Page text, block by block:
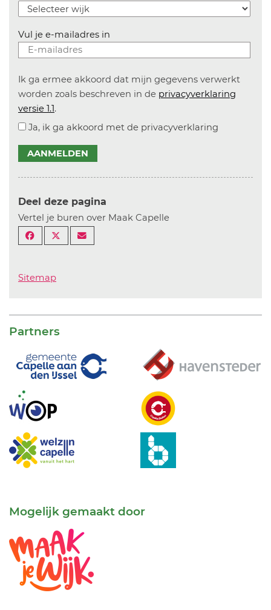
Vul je e-mailadres in
Ik ga ermee akkoord dat mijn gegevens verwerkt
worden zoals beschreven in de privacyverklaring
versie 1.1.
Ja, ik ga akkoord met de privacyverklaring
AANMELDEN
Deel deze pagina
Vertel je buren over Maak Capelle
Sitemap
Partners
Mogelijk gemaakt door